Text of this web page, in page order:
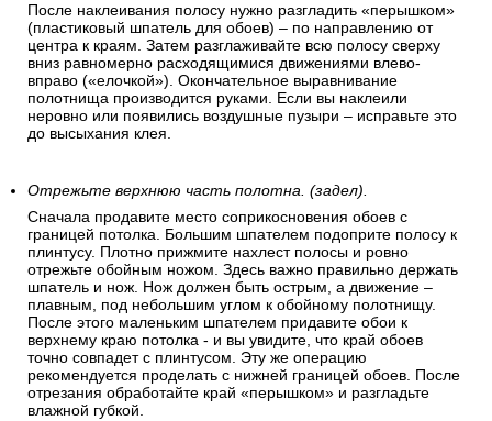
После наклеивания полосу нужно разгладить «перышком»
(пластиковый шпатель для обоев) – по направлению от
центра к краям. Затем разглаживайте всю полосу сверху
вниз равномерно расходящимися движениями влево-
вправо («елочкой»). Окончательное выравнивание
полотнища производится руками. Если вы наклеили
неровно или появились воздушные пузыри – исправьте это
до высыхания клея.
Отрежьте верхнюю часть полотна. (задел).
Сначала продавите место соприкосновения обоев с
границей потолка. Большим шпателем подоприте полосу к
плинтусу. Плотно прижмите нахлест полосы и ровно
отрежьте обойным ножом. Здесь важно правильно держать
шпатель и нож. Нож должен быть острым, а движение –
плавным, под небольшим углом к обойному полотнищу.
После этого маленьким шпателем придавите обои к
верхнему краю потолка - и вы увидите, что край обоев
точно совпадет с плинтусом. Эту же операцию
рекомендуется проделать с нижней границей обоев. После
отрезания обработайте край «перышком» и разгладьте
влажной губкой.